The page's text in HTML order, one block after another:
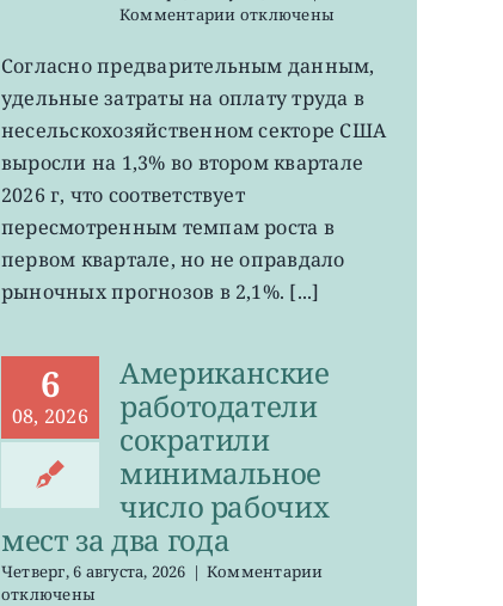
Комментариик
Затраты
рабочую
силу
США
выросли
ожиданий
отключены
Согласно предварительным данным,
удельные затраты на оплату труда в
несельскохозяйственном секторе США
выросли на 1,3% во втором квартале
2026 г, что соответствует
пересмотренным темпам роста в
первом квартале, но не оправдало
рыночных прогнозов в 2,1%. [...]
6
08, 2026
Американские
работодатели
сократили
минимальное
число рабочих
мест за два года
Четверг, 6 августа, 2026 | Комментариик
отключены